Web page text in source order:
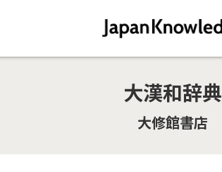
大漢和辞典
大修館書店